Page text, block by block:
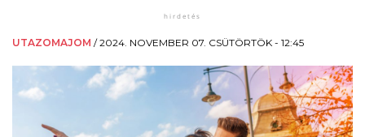
UTAZOMAJOM /2024. NOVEMBER 07. CSÜTÖRTÖK - 12:45